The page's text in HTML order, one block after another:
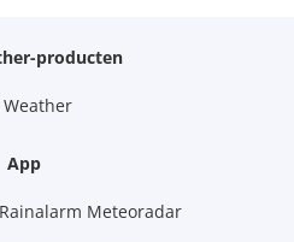
producten
Weather
App
Meteoradar